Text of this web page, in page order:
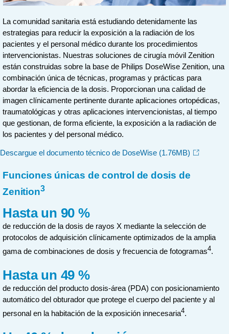
La comunidad sanitaria está estudiando detenidamente las
estrategias para reducir la exposición a la radiación de los
pacientes y el personal médico durante los procedimientos
intervencionistas. Nuestras soluciones de cirugía móvil Zenition
están construidas sobre la base de Philips DoseWise Zenition, una
combinación única de técnicas, programas y prácticas para
abordar la eficiencia de la dosis. Proporcionan una calidad de
imagen clínicamente pertinente durante aplicaciones ortopédicas,
traumatológicas y otras aplicaciones intervencionistas, al tiempo
que gestionan, de forma eficiente, la exposición a la radiación de
los pacientes y del personal médico.
Descargue el documento técnico de DoseWise (1.76MB)
Funciones únicas de control de dosis de
Zenition3
Hasta un 90 %
de reducción de la dosis de rayos X mediante la selección de
protocolos de adquisición clínicamente optimizados de la amplia
gama de combinaciones de dosis y frecuencia de fotogramas4.
Hasta un 49 %
de reducción del producto dosis-área (PDA) con posicionamiento
automático del obturador que protege el cuerpo del paciente y al
personal en la habitación de la exposición innecesaria4.